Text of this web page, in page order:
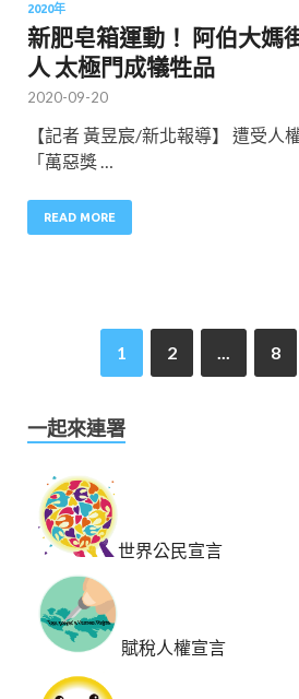
2020年
新肥皂箱運動！ 阿伯大媽
人 太極門成犠牲品
2020-09-20
【記者 黃昱宸/新北報導】 遭受人
「萬惡獎 …
READ MORE
1 2 8
一起來連署
世界公民宣言
賦稅人權宣言